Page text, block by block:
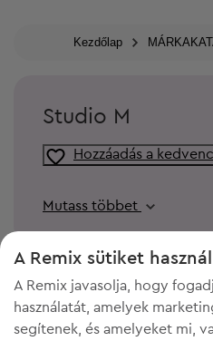
Kezdőlap
Studio M
Hozzáadás a
Mutass többet
A Remix sütiket használ
A Remix javasolja, hogy
használatát, amelyek
segítenek, és amelyeket mi,